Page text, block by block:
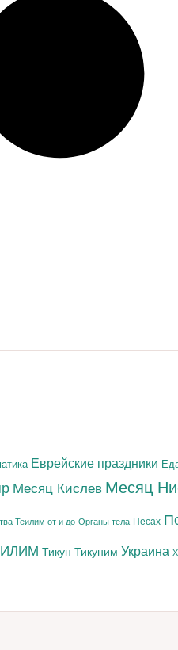
Еврейские праздники
Месяц Кислев Месяц
Теилим от и до Органы тела Песах
Тикун Тикуним Украина